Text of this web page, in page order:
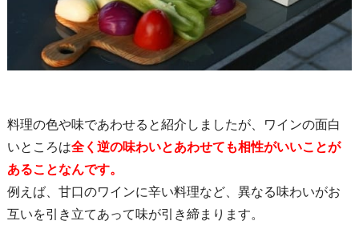
料理の色や味であわせると紹介しましたが、ワインの面白
いところは全く逆の味わいとあわせても相性がいいことが
あることなんです。
例えば、甘口のワインに辛い料理など、異なる味わいがお
互いを引き立てあって味が引き締まります。